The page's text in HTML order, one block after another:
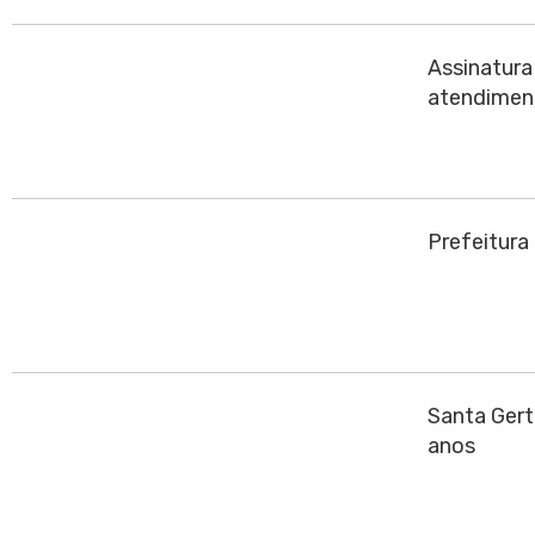
Prefeitura
Santa
anos